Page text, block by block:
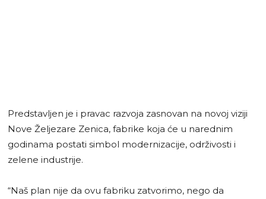
Predstavljen je i pravac razvoja zasnovan na novoj viziji
Nove Željezare Zenica, fabrike koja će u narednim
godinama postati simbol modernizacije, održivosti i
zelene industrije.
“Naš plan nije da ovu fabriku zatvorimo, nego da